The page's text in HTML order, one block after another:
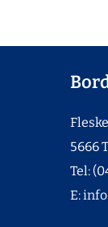
5666
Tel:
E: